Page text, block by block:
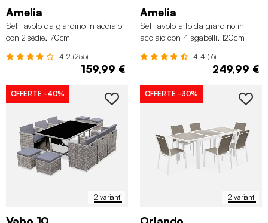
Amelia
Set tavolo da giardino in acciaio
con 2 sedie, 70cm
4.2 (255)
159,99 €
Amelia
Set tavolo alto da giardino in
acciaio con 4 sgabelli, 120cm
4.4 (16)
249,99 €
2 varianti
OFFERTE -40%
2 varianti
OFFERTE -30%